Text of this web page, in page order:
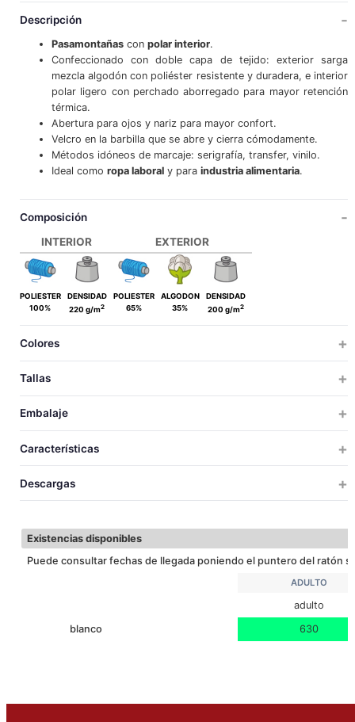
Descripción
Pasamontañascon polar interior.
Confeccionado con doble capa de tejido: exterior sarga
mezcla algodón con poliéster resistente y duradera, e interior
polar ligero con perchado aborregado para mayor retención
térmica.
Abertura para ojos y nariz para mayor confort.
Velcro en la barbilla que se abre y cierra cómodamente.
Métodos idóneos de marcaje: serigrafía, transfer, vinilo.
Ideal como ropa laboraly para industria alimentaria.
Composición
INTERIOR
POLIESTER
100%
DENSIDAD
220 g/m2
EXTERIOR
POLIESTER
65%
ALGODON
35%
DENSIDAD
200 g/m2
Colores
Tallas
TALLAS ADULTO
Embalaje
Características
Descargas
Existencias disponibles
Puede consultar fechas de llegada poniendo el puntero del ratón
ADULTO
adulto
blanco
630